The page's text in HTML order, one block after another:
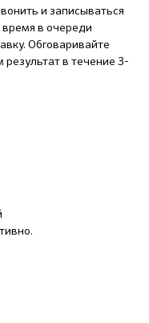
и записываться
в очереди
Обговаривайте
в течение 3-